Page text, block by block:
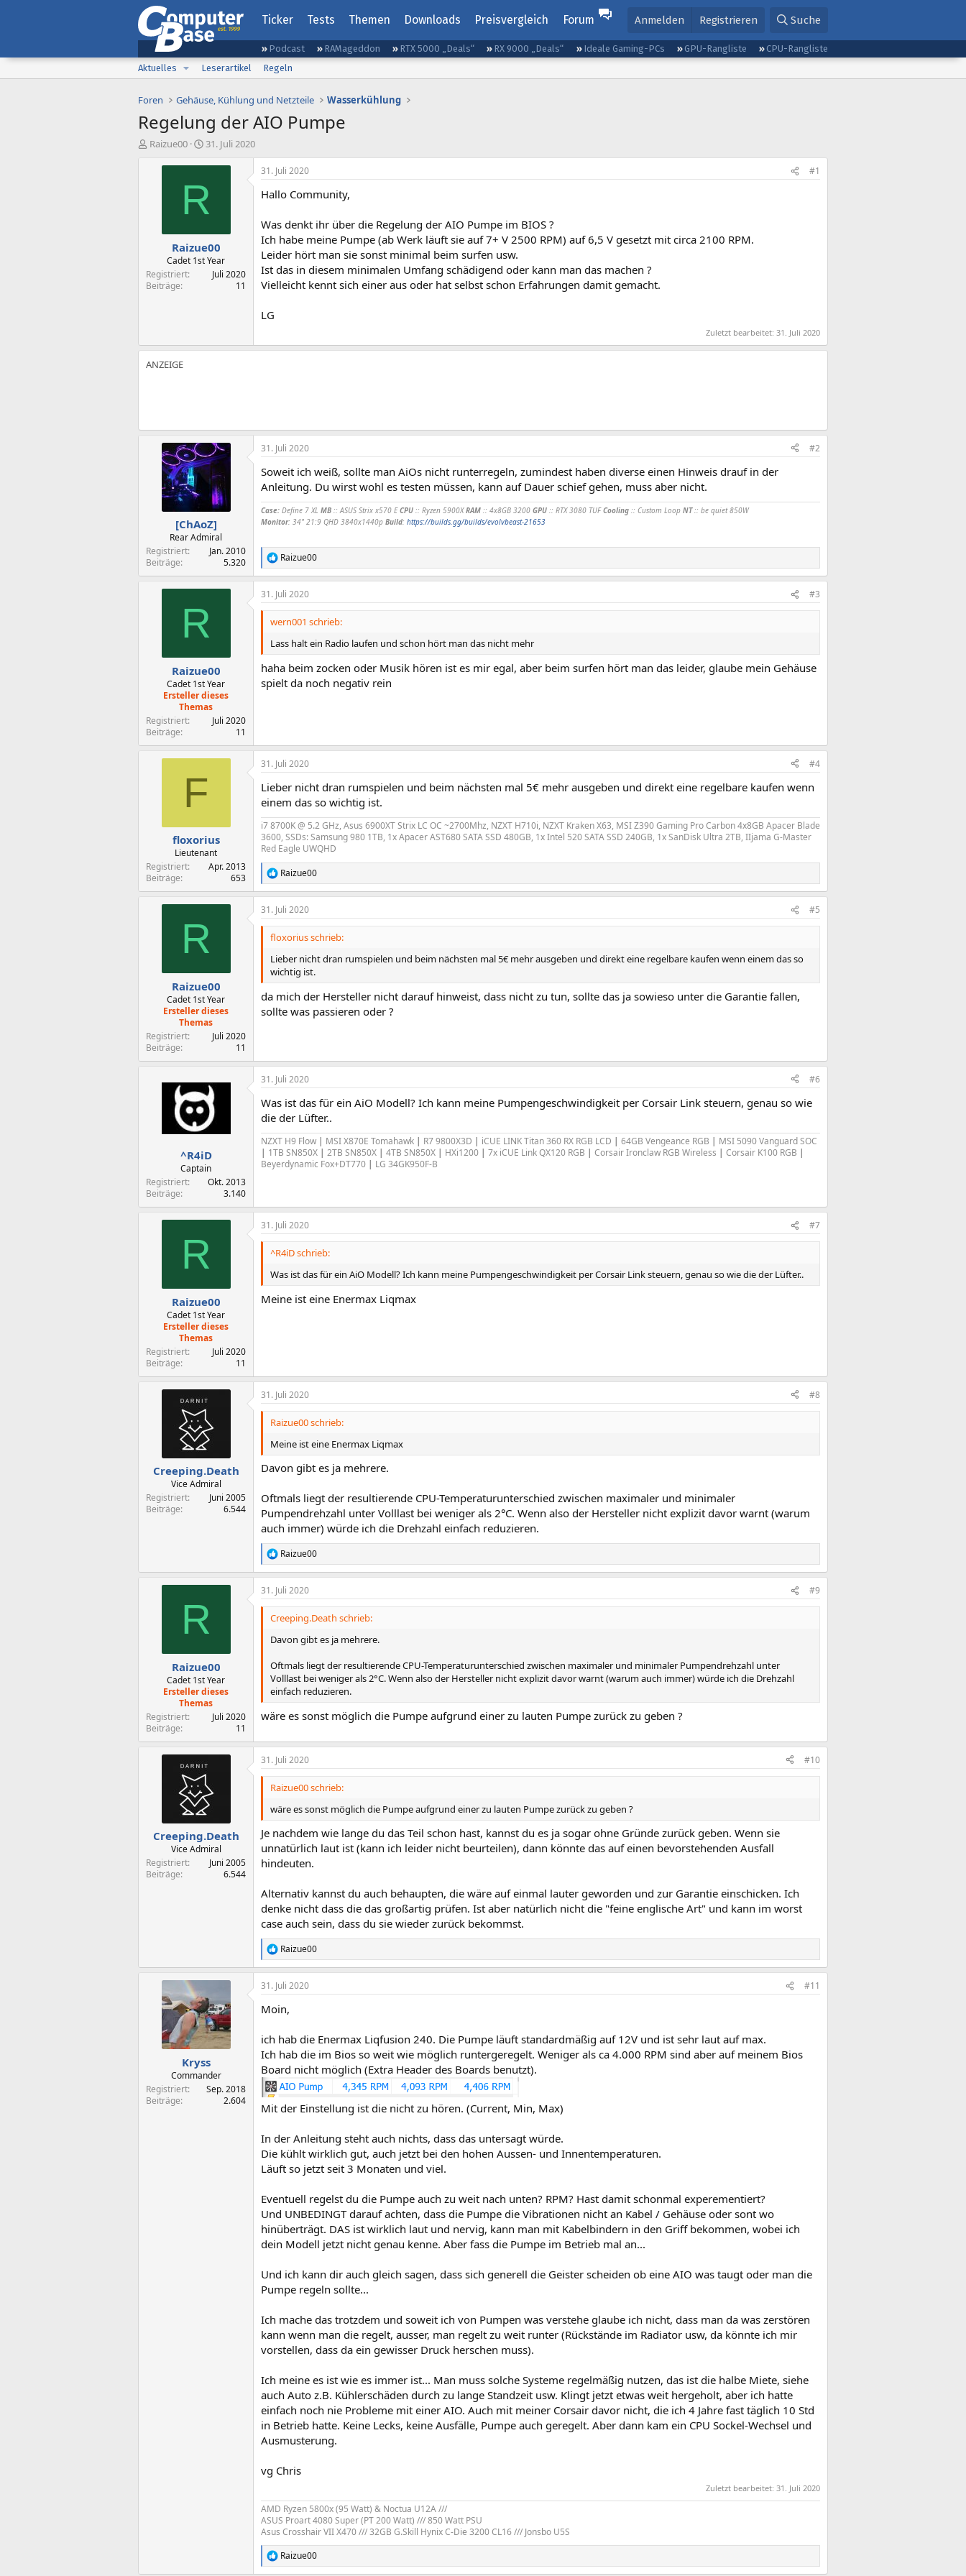
Ticker Tests Themen Downloads Preisvergleich Forum Anmelden Registrieren Suche
Podcast RAMageddon RTX 5000 „Deals“ RX 9000 „Deals“ Ideale Gaming-PCs GPU-Rangliste
CPU-Rangliste
Aktuelles
Leserartikel Regeln
Foren Gehäuse, Kühlung und Netzteile Wasserkühlung
Regelung der AIO Pumpe
E
Raizue00
E
s
e
l
t
a
m
31. Juli 2020
R
Raizue00
Cadet 1st Year
Registriert
Juli 2020
Beiträge
11
31. Juli 2020 #1
Hallo Community,
Was denkt ihr über die Regelung der AIO Pumpe im BIOS ?
Ich habe meine Pumpe (ab Werk läuft sie auf 7+ V 2500 RPM) auf 6,5 V gesetzt mit circa 2100 RPM.
Leider hört man sie sonst minimal beim surfen usw.
Ist das in diesem minimalen Umfang schädigend oder kann man das machen ?
Vielleicht kennt sich einer aus oder hat selbst schon Erfahrungen damit gemacht.
LG
Zuletzt bearbeitet: 31. Juli 2020
[ChAoZ]
Rear Admiral
Registriert
Jan. 2010
Beiträge
5.320
31. Juli 2020 #2
Soweit ich weiß, sollte man AiOs nicht runterregeln, zumindest haben diverse einen Hinweis drauf in der
Anleitung. Du wirst wohl es testen müssen, kann auf Dauer schief gehen, muss aber nicht.
Case: Define 7 XL MB :: ASUS Strix x570 ECPU :: Ryzen 5900XRAM :: 4x8GB 3200 GPU :: RTX 3080 TUFCooling :: Custom Loop NT :: be quiet 850W
Monitor: 34" 21:9 QHD 3840x1440p Build: https://builds.gg/builds/evolvbeast-21653
R
e
a
k
t
e
n
Raizue00
R
Raizue00
Cadet 1st Year
Ersteller dieses
Themas
Registriert
Juli 2020
Beiträge
11
31. Juli 2020 #3
wern001 schrieb:
Lass halt ein Radio laufen und schon hört man das nicht mehr
haha beim zocken oder Musik hören ist es mir egal, aber beim surfen hört man das leider, glaube mein Gehäuse
spielt da noch negativ rein
F
floxorius
Lieutenant
Registriert
Apr. 2013
Beiträge
653
31. Juli 2020 #4
Lieber nicht dran rumspielen und beim nächsten mal 5€ mehr ausgeben und direkt eine regelbare kaufen wenn
einem das so wichtig ist.
i7 8700K @ 5.2 GHz, Asus 6900XT Strix LC OC ~2700Mhz, NZXT H710i, NZXT Kraken X63, MSI Z390 Gaming Pro Carbon 4x8GB Apacer Blade
3600, SSDs: Samsung 980 1TB, 1x Apacer AST680 SATA SSD 480GB, 1x Intel 520 SATA SSD 240GB, 1x SanDisk Ultra 2TB, IIjama G-Master
Red Eagle UWQHD
R
e
a
k
t
e
n
:
Raizue00
R
Raizue00
Cadet 1st Year
Ersteller dieses
Themas
Registriert
Juli 2020
Beiträge
11
31. Juli 2020 #5
floxorius schrieb:
Lieber nicht dran rumspielen und beim nächsten mal 5€ mehr ausgeben und direkt eine regelbare kaufen wenn einem das so
wichtig ist.
da mich der Hersteller nicht darauf hinweist, dass nicht zu tun, sollte das ja sowieso unter die Garantie fallen,
sollte was passieren oder ?
^R4iD
Captain
Registriert
Okt. 2013
Beiträge
3.140
31. Juli 2020 #6
Was ist das für ein AiO Modell? Ich kann meine Pumpengeschwindigkeit per Corsair Link steuern, genau so wie
die der Lüfter..
NZXT H9 Flow | MSI X870E Tomahawk | R7 9800X3D | iCUE LINK Titan 360 RX RGB LCD | 64GB Vengeance RGB | MSI 5090 Vanguard SOC
| 1TB SN850X | 2TB SN850X | 4TB SN850X | HXi1200 | 7x iCUE Link QX120 RGB | Corsair Ironclaw RGB Wireless | Corsair K100 RGB |
Beyerdynamic Fox+DT770 | LG 34GK950F-B
R
Raizue00
Cadet 1st Year
Ersteller dieses
Themas
Registriert
Juli 2020
Beiträge
11
31. Juli 2020 #7
^R4iD schrieb:
Was ist das für ein AiO Modell? Ich kann meine Pumpengeschwindigkeit per Corsair Link steuern, genau so wie die der Lüfter..
Meine ist eine Enermax Liqmax
Creeping.Death
Vice Admiral
Registriert
Juni 2005
Beiträge
6.544
31. Juli 2020 #8
Raizue00 schrieb:
Meine ist eine Enermax Liqmax
Davon gibt es ja mehrere.
Oftmals liegt der resultierende CPU-Temperaturunterschied zwischen maximaler und minimaler
Pumpendrehzahl unter Volllast bei weniger als 2°C. Wenn also der Hersteller nicht explizit davor warnt (warum
auch immer) würde ich die Drehzahl einfach reduzieren.
R
e
a
k
t
n
Raizue00
R
Raizue00
Cadet 1st Year
Ersteller dieses
Themas
Registriert
Juli 2020
Beiträge
11
31. Juli 2020 #9
Creeping.Death schrieb:
Davon gibt es ja mehrere.
Oftmals liegt der resultierende CPU-Temperaturunterschied zwischen maximaler und minimaler Pumpendrehzahl unter
Volllast bei weniger als 2°C. Wenn also der Hersteller nicht explizit davor warnt (warum auch immer) würde ich die Drehzahl
einfach reduzieren.
wäre es sonst möglich die Pumpe aufgrund einer zu lauten Pumpe zurück zu geben ?
Creeping.Death
Vice Admiral
Registriert
Juni 2005
Beiträge
6.544
31. Juli 2020 #10
Raizue00 schrieb:
wäre es sonst möglich die Pumpe aufgrund einer zu lauten Pumpe zurück zu geben ?
Je nachdem wie lange du das Teil schon hast, kannst du es ja sogar ohne Gründe zurück geben. Wenn sie
unnatürlich laut ist (kann ich leider nicht beurteilen), dann könnte das auf einen bevorstehenden Ausfall
hindeuten.
Alternativ kannst du auch behaupten, die wäre auf einmal lauter geworden und zur Garantie einschicken. Ich
denke nicht dass die das großartig prüfen. Ist aber natürlich nicht die "feine englische Art" und kann im worst
case auch sein, dass du sie wieder zurück bekommst.
R
e
a
k
i
n
e
n
:
Raizue00
Kryss
Commander
Registriert
Sep. 2018
Beiträge
2.604
31. Juli 2020 #11
Moin,
ich hab die Enermax Liqfusion 240. Die Pumpe läuft standardmäßig auf 12V und ist sehr laut auf max.
Ich hab die im Bios so weit wie möglich runtergeregelt. Weniger als ca 4.000 RPM sind aber auf meinem Bios
Board nicht möglich (Extra Header des Boards benutzt).
Mit der Einstellung ist die nicht zu hören. (Current, Min, Max)
In der Anleitung steht auch nichts, dass das untersagt würde.
Die kühlt wirklich gut, auch jetzt bei den hohen Aussen- und Innentemperaturen.
Läuft so jetzt seit 3 Monaten und viel.
Eventuell regelst du die Pumpe auch zu weit nach unten? RPM? Hast damit schonmal experementiert?
Und UNBEDINGT darauf achten, dass die Pumpe die Vibrationen nicht an Kabel / Gehäuse oder sont wo
hinüberträgt. DAS ist wirklich laut und nervig, kann man mit Kabelbindern in den Griff bekommen, wobei ich
dein Modell jetzt nicht genau kenne. Aber fass die Pumpe im Betrieb mal an...
Und ich kann dir auch gleich sagen, dass sich generell die Geister scheiden ob eine AIO was taugt oder man die
Pumpe regeln sollte...
Ich mache das trotzdem und soweit ich von Pumpen was verstehe glaube ich nicht, dass man da was zerstören
kann wenn man die regelt, ausser, man regelt zu weit runter (Rückstände im Radiator usw, da könnte ich mir
vorstellen, dass da ein gewisser Druck herschen muss).
Ich meine es ist wie es immer ist... Man muss solche Systeme regelmäßig nutzen, das ist die halbe Miete, siehe
auch Auto z.B. Kühlerschäden durch zu lange Standzeit usw. Klingt jetzt etwas weit hergeholt, aber ich hatte
einfach noch nie Probleme mit einer AIO. Auch mit meiner Corsair davor nicht, die ich 4 Jahre fast täglich 10 Std
in Betrieb hatte. Keine Lecks, keine Ausfälle, Pumpe auch geregelt. Aber dann kam ein CPU Sockel-Wechsel und
Ausmusterung.
vg Chris
Zuletzt bearbeitet: 31. Juli 2020
AMD Ryzen 5800x (95 Watt) & Noctua U12A ///
ASUS Proart 4080 Super (PT 200 Watt) /// 850 Watt PSU
Asus Crosshair VII X470 /// 32GB G.Skill Hynix C-Die 3200 CL16 /// Jonsbo U5S
R
e
Raizue00